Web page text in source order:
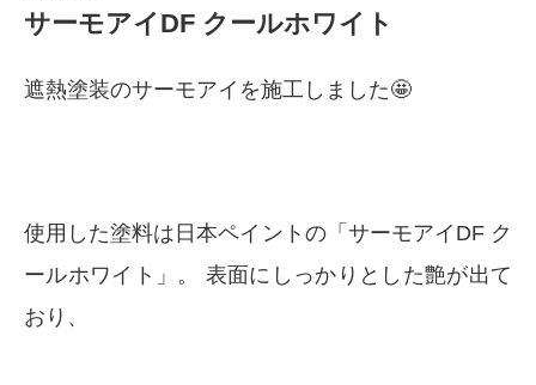
サーモアイDF クールホワイト
遮熱塗装のサーモアイを施工しました🤩
使用した塗料は日本ペイントの「サーモアイDF ク
ールホワイト」。 表面にしっかりとした艶が出て
おり、